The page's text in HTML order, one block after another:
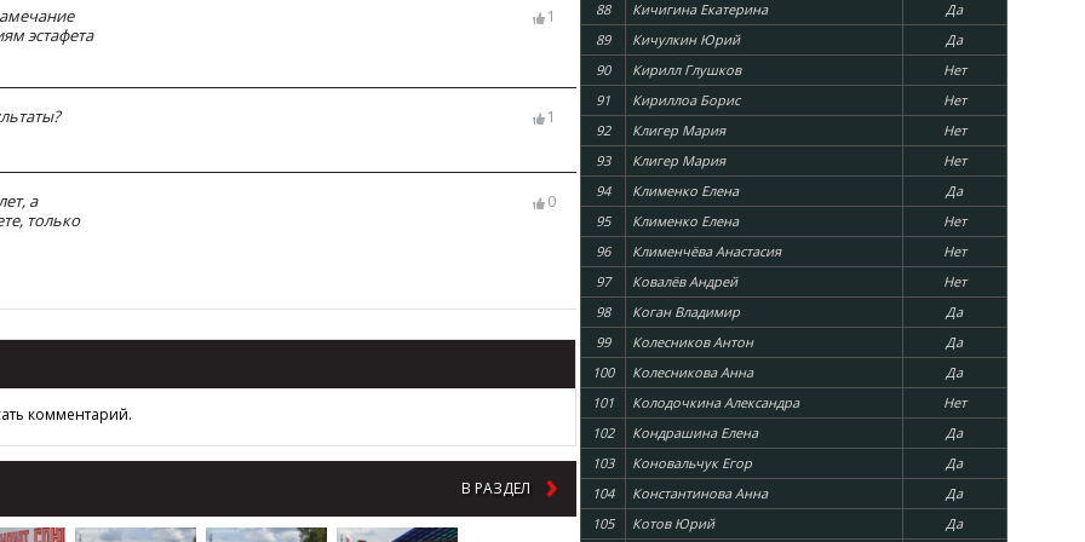
эстафета
1
1
а
только
0
комментарий.
В РАЗДЕЛ
88 Кичигина Екатерина
Да
89
Кичулкин Юрий
Да
90
Кирилл Глушков
Нет
91
Кириллоа Борис
Нет
92
Клигер Мария
Нет
93
Клигер Мария
Нет
94
Клименко Елена
Да
95
Клименко Елена
Нет
96
Клименчёва Анастасия
Нет
97
Ковалёв Андрей
Нет
98
Коган Владимир
Да
99
Колесников Антон
Да
100
Колесникова Анна
Да
101
Колодочкина Александра
Нет
102
Кондрашина Елена
Да
103
Коновальчук Егор
Да
104
Константинова Анна
Да
105
Котов Юрий Да